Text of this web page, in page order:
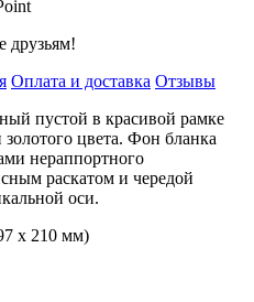
друзьям!
Оплата и доставка Отзывы
пустой в красивой рамке
цвета. Фон бланка
нераппортного
раскатом и чередой
оси.
х 210 мм)